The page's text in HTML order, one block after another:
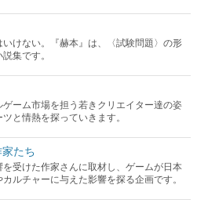
いけない。『赫本』は、〈試験問題〉の形
集です。
ゲーム市場を担う若きクリエイター達の姿
と情熱を探っていきます。
たち
受けた作家さんに取材し、ゲームが日本
ルチャーに与えた影響を探る企画です。